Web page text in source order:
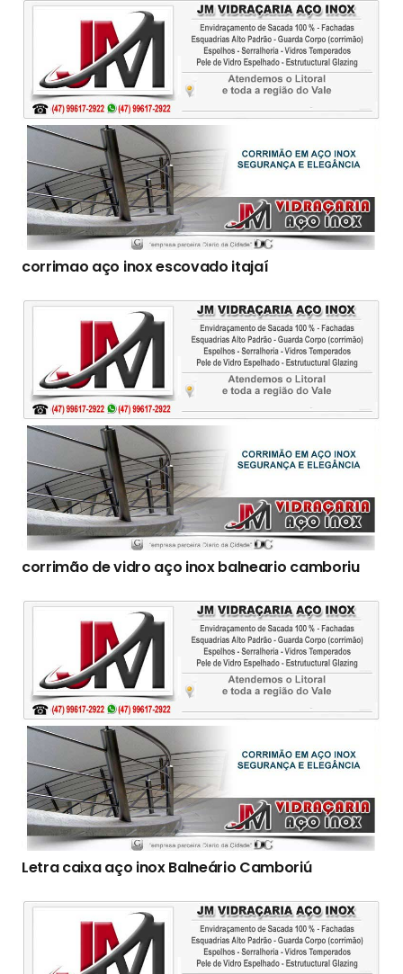
corrimao aço inox escovado itajaí
corrimão de vidro aço inox balneario camboriu
Letra caixa aço inox Balneário Camboriú